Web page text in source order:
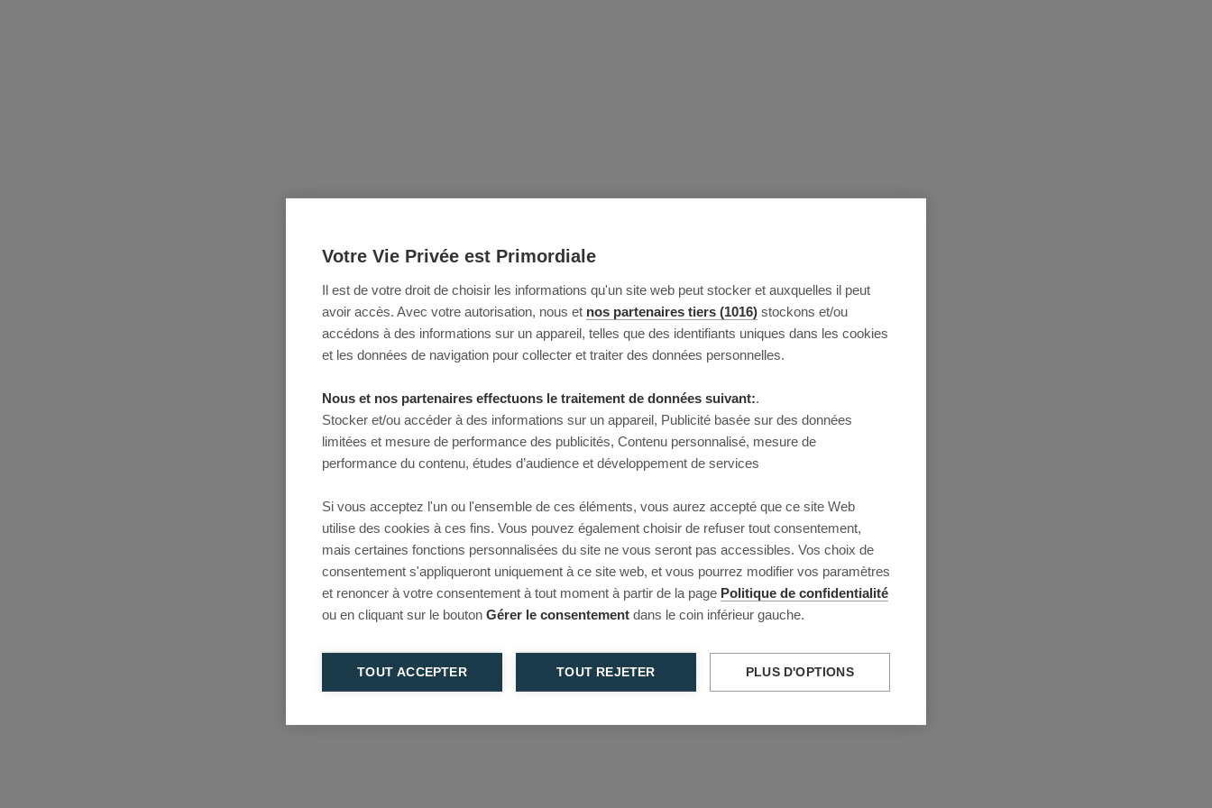
Votre Vie Privée est Primordiale
Il est de votre droit de choisir les informations qu'un site web peut stocker et auxquelles il peut
avoir accès. Avec votre autorisation, nous et nos partenaires tiers (1016) stockons et/ou
accédons à des informations sur un appareil, telles que des identifiants uniques dans les cookies
et les données de navigation pour collecter et traiter des données personnelles.
Nous et nos partenaires effectuons le traitement de données suivant:.
Stocker et/ou accéder à des informations sur un appareil, Publicité basée sur des données
limitées et mesure de performance des publicités, Contenu personnalisé, mesure de
performance du contenu, études d’audience et développement de services
Si vous acceptez l'un ou l'ensemble de ces éléments, vous aurez accepté que ce site Web
utilise des cookies à ces fins. Vous pouvez également choisir de refuser tout consentement,
mais certaines fonctions personnalisées du site ne vous seront pas accessibles. Vos choix de
consentement s'appliqueront uniquement à ce site web, et vous pourrez modifier vos paramètres
et renoncer à votre consentement à tout moment à partir de la page Politique de confidentialité
ou en cliquant sur le bouton Gérer le consentement dans le coin inférieur gauche.
TOUT ACCEPTER TOUT REJETER PLUS D'OPTIONS
This page couldn’t load
Reload to try again, or go back.
Reload Back